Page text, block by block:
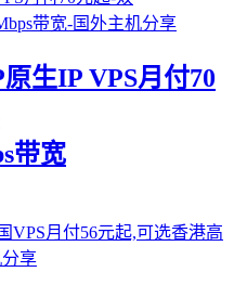
生IP VPS月付70
带宽